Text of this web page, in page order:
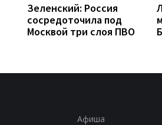
Зеленский: Россия
сосредоточила под
Москвой три слоя ПВО
Афиша